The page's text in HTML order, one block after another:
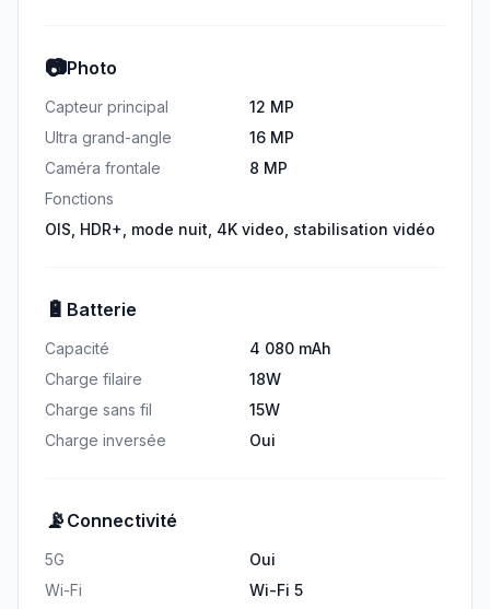
📷Photo
Capteur principal
12 MP
Ultra grand-angle
16 MP
Caméra frontale
8 MP
Fonctions
OIS, HDR+, mode nuit, 4K video, stabilisation vidéo
🔋 Batterie
Capacité
4 080 mAh
Charge filaire
18W
Charge sans fil
15W
Charge inversée
Oui
📡 Connectivité
5G
Oui
Wi-Fi
Wi-Fi 5